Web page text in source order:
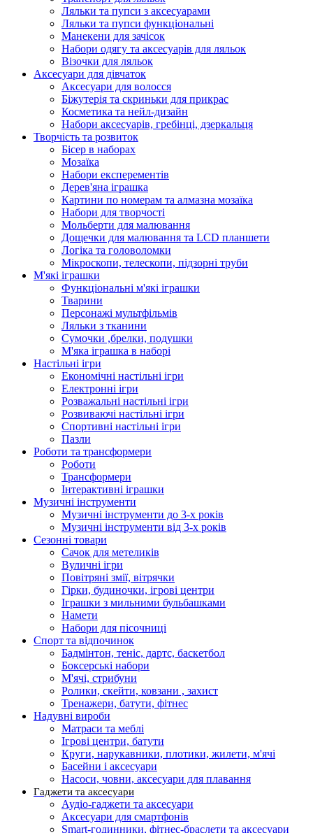
Ляльки та пупси з аксесуарами
Ляльки та пупси функціональні
Манекени для зачісок
Набори одягу та аксесуарів для ляльок
Візочки для ляльок
Аксесуари для дівчаток
Аксесуари для волосся
Біжутерія та скриньки для прикрас
Косметика та нейл-дизайн
Набори аксесуарів, гребінці, дзеркальця
Творчість та розвиток
Бісер в наборах
Мозаїка
Набори експерементів
Дерев'яна іграшка
Картини по номерам та алмазна мозаїка
Набори для творчості
Мольберти для малювання
Дощечки для малювання та LCD планшети
Логіка та головоломки
Мікроскопи, телескопи, підзорні труби
М'які іграшки
Функціональні м'які іграшки
Тварини
Персонажі мультфільмів
Ляльки з тканини
Сумочки ,брелки, подушки
М'яка іграшка в наборі
Настільні ігри
Економічні настільні ігри
Електронні ігри
Розважальні настільні ігри
Розвиваючі настільні ігри
Спортивні настільні ігри
Пазли
Роботи та трансформери
Роботи
Трансформери
Інтерактивні іграшки
Музичні інструменти
Музичні інструменти до 3-х років
Музичні інструменти від 3-х років
Сезонні товари
Сачок для метеликів
Вуличні ігри
Повітряні змії, вітрячки
Гірки, будиночки, ігрові центри
Іграшки з мильними бульбашками
Намети
Набори для пісочниці
Спорт та відпочинок
Бадмінтон, теніс, дартс, баскетбол
Боксерські набори
М'ячі, стрибуни
Ролики, скейти, ковзани , захист
Тренажери, батути, фітнес
Надувні вироби
Матраси та меблі
Ігрові центри, батути
Круги, нарукавники, плотики, жилети, м'ячі
Басейни і аксесуари
Насоси, човни, аксесуари для плавання
Гаджети та аксесуари
Аудіо-гаджети та аксесуари
Аксесуари для смартфонів
Smart-годинники, фітнес-браслети та аксесуари